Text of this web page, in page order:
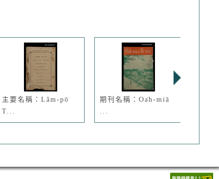
主要名稱：Lâm-pō͘
T...
期刊名稱：Oa̍h-miā
...